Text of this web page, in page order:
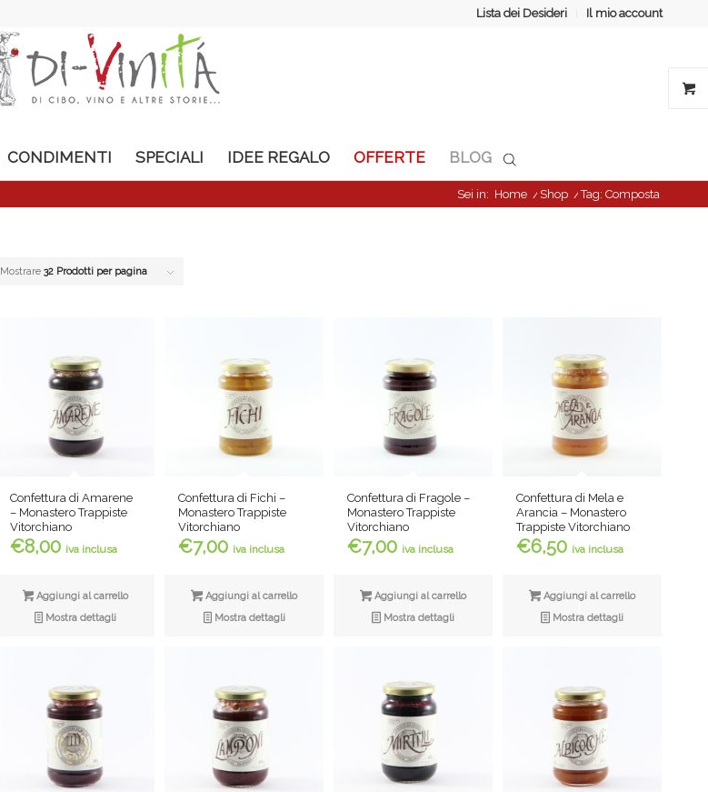
Lista dei Desideri Il mio account
CONDIMENTI SPECIALI IDEE REGALO OFFERTE BLOG
Sei in: Home / Shop /Tag: Composta
Mostrare 32 Prodotti per pagina
Confettura di Amarene
– Monastero Trappiste
Vitorchiano
€8,00 iva inclusa
Aggiungi al carrello
Mostra dettagli
Confettura di Fichi –
Monastero Trappiste
Vitorchiano
€7,00 iva inclusa
Aggiungi al carrello
Mostra dettagli
Confettura di Fragole –
Monastero Trappiste
Vitorchiano
€7,00 iva inclusa
Aggiungi al carrello
Mostra dettagli
Confettura di Mela e
Arancia – Monastero
Trappiste Vitorchiano
€6,50 iva inclusa
Aggiungi al carrello
Mostra dettagli